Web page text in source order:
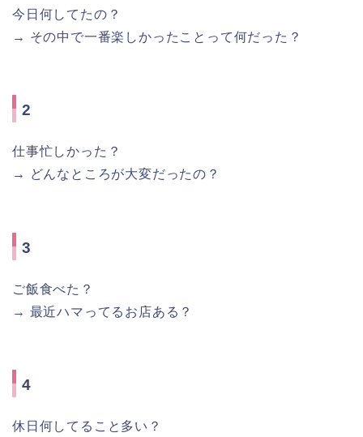
今日何してたの？
→ その中で一番楽しかったことって何だった？
2
仕事忙しかった？
→ どんなところが大変だったの？
3
ご飯食べた？
→ 最近ハマってるお店ある？
4
休日何してること多い？